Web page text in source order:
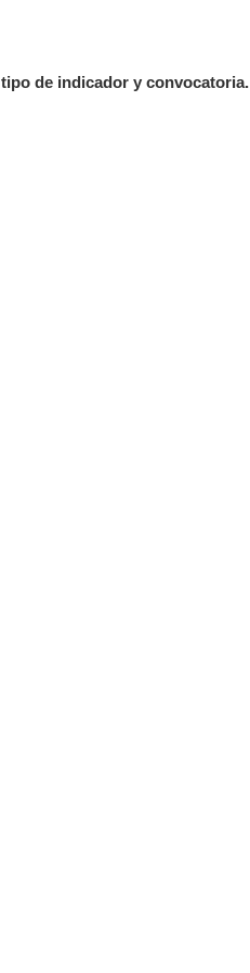
de indicador y convocatoria.